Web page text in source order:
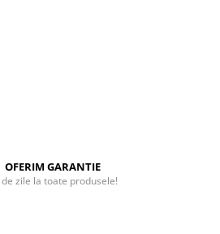
OFERIM GARANTIE
zile la toate produsele!